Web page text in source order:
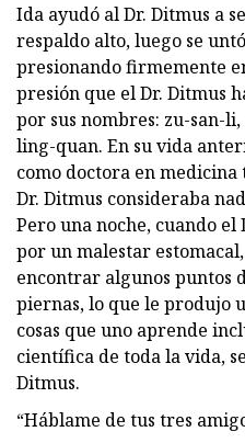
Ida ayudó al Dr. Ditmus a
respaldo alto, luego se
presionando firmemente
presión que el Dr. Ditmus
por sus nombres: zu-san-
ling-quan. En su vida
como doctora en
Dr. Ditmus consideraba
Pero una noche, cuando
por un malestar
encontrar algunos puntos
piernas, lo que le produjo
cosas que uno aprende
científica de toda la vida,
Ditmus.
“Háblame de tus tres